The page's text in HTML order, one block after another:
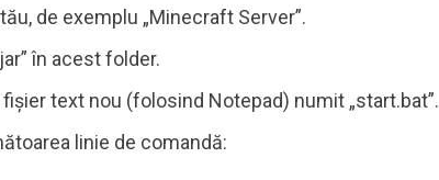
de exemplu „Minecraft Server”.
în acest folder.
text nou (folosind Notepad) numit „start.bat”.
linie de comandă: